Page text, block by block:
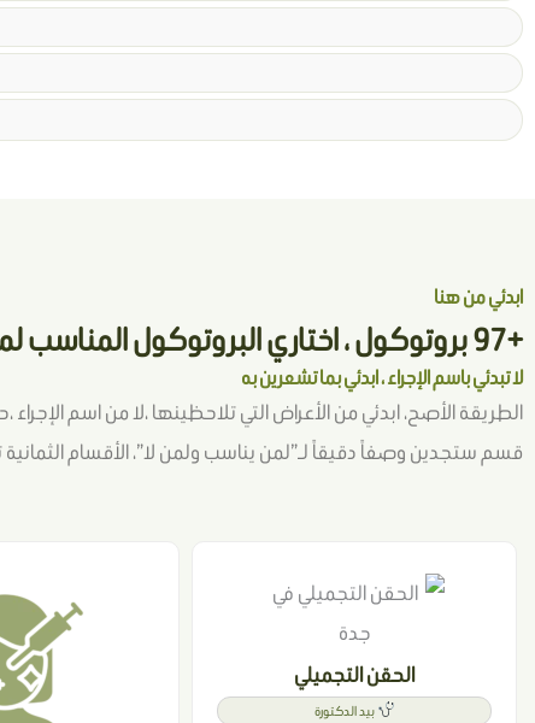
ابدئي من هنا
+97 بروتوكول ، اختاري البروتوكول المناسب لمشكلتكِ
لا تبدئي باسم الإجراء ، ابدئي بما تشعرين به
الطريقة الأصح، ابدئي من الأعراض التي تلاحظينها ،لا من اسم
قسم ستجدين وصفاً دقيقاً لـ”لمن يناسب ولمن لا”، الأقسام الثمانية تشمل أكثر من 97 بروتوكول تحت
الحقن التجميلي
بيد الدكتورة